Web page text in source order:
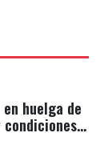
huelga de
condiciones